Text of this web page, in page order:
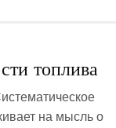
топлива
на мысль о